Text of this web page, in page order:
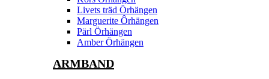
Livets träd Örhängen
Marguerite Ôrhängen
Pärl Örhängen
Amber Örhängen
ARMBAND